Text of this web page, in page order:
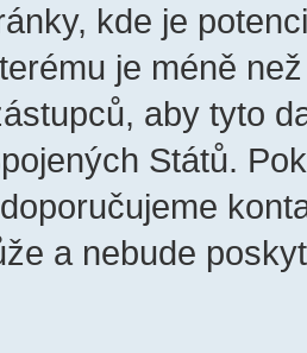
kde je
je méně
aby tyto
Států.
a nebude